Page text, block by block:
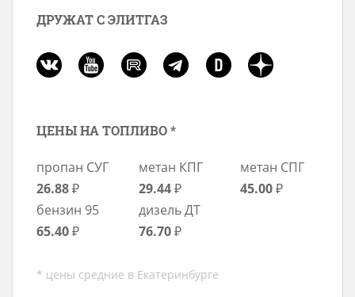
ДРУЖАТ С ЭЛИТГАЗ
ЦЕНЫ НА ТОПЛИВО *
пропан СУГ
26.88₽
метан КПГ
29.44₽
метан СПГ
45.00₽
бензин 95
65.40₽
дизель ДТ
76.70₽
* цены средние в Екатеринбурге